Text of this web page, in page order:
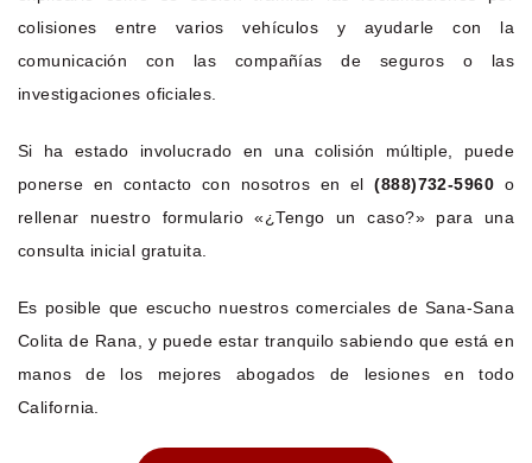
colisiones entre varios vehículos y ayudarle con la
comunicación con las compañías de seguros o las
investigaciones oficiales.
Si ha estado involucrado en una colisión múltiple, puede
ponerse en contacto con nosotros en el(888)732-5960 o
rellenar nuestro formulario «¿Tengo un caso?» para una
consulta inicial gratuita.
Es posible que escucho nuestros comerciales de Sana-Sana
Colita de Rana, y puede estar tranquilo sabiendo que está en
manos de los mejores abogados de lesiones en todo
California.